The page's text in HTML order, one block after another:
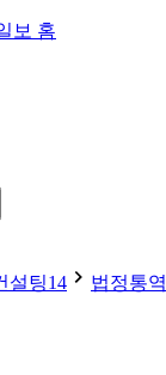
보 홈
설팅14 법정통역